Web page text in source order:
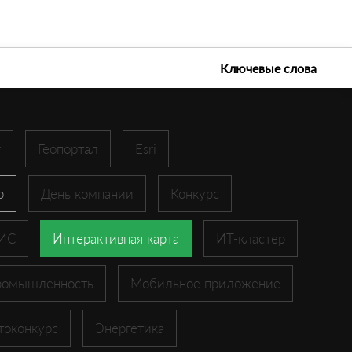
Ключевые слова
Геопортал Esri
День компании Конкурс
Интерактивная карта ИТ-кластер
Мобильное приложение
Энергетика